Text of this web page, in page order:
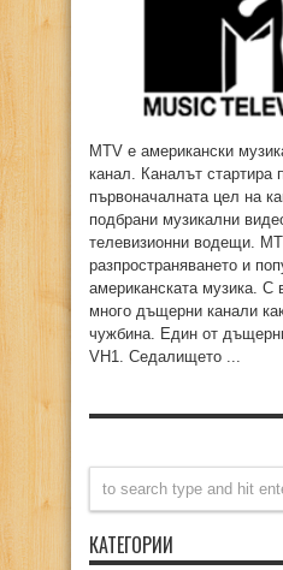
MTV е американски
канал. Каналът стартира
първоначалната цел на
подбрани музикални
телевизионни водещи.
разпространяването и
американската музика. С
много дъщерни канали
чужбина. Един от
VH1. Седалището ...
КАТЕГОРИИ